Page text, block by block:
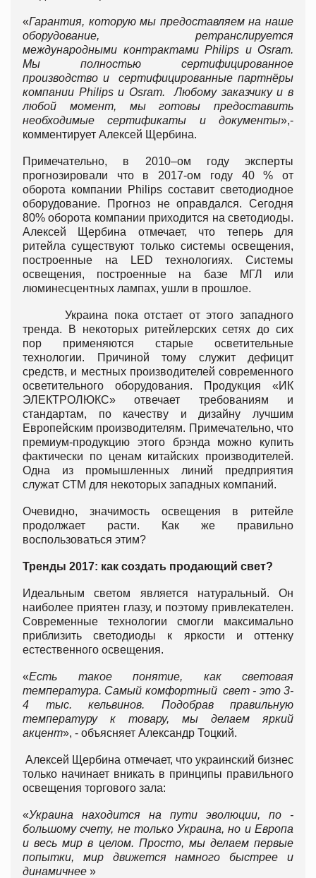
«Гарантия, которую мы предоставляем на наше
оборудование, ретранслируется
международными контрактами Philips и Osram.
Мы полностью сертифицированное
производство и сертифицированные партнёры
компании Philips и Osram. Любому заказчику и в
любой момент, мы готовы предоставить
необходимые сертификаты и документы»,-
комментирует Алексей Щербина.
Примечательно, в 2010–ом году эксперты
прогнозировали что в 2017-ом году 40 % от
оборота компании Philips составит светодиодное
оборудование. Прогноз не оправдался. Сегодня
80% оборота компании приходится на светодиоды.
Алексей Щербина отмечает, что теперь для
ритейла существуют только системы освещения,
построенные на LED технологиях. Системы
освещения, построенные на базе МГЛ или
люминесцентных лампах, ушли в прошлое.
Украина пока отстает от этого западного
тренда. В некоторых ритейлерских сетях до сих
пор применяются старые осветительные
технологии. Причиной тому служит дефицит
средств, и местных производителей современного
осветительного оборудования. Продукция «ИК
ЭЛЕКТРОЛЮКС» отвечает требованиям и
стандартам, по качеству и дизайну лучшим
Европейским производителям. Примечательно, что
премиум-продукцию этого брэнда можно купить
фактически по ценам китайских производителей.
Одна из промышленных линий предприятия
служат СТМ для некоторых западных компаний.
Очевидно, значимость освещения в ритейле
продолжает расти. Как же правильно
воспользоваться этим?
Тренды 2017: как создать продающий свет?
Идеальным светом является натуральный. Он
наиболее приятен глазу, и поэтому привлекателен.
Современные технологии смогли максимально
приблизить светодиоды к яркости и оттенку
естественного освещения.
«Есть такое понятие, как световая
температура. Самый комфортный свет - это 3-
4 тыс. кельвинов. Подобрав правильную
температуру к товару, мы делаем яркий
акцент», - объясняет Александр Тоцкий.
Алексей Щербина отмечает, что украинский бизнес
только начинает вникать в принципы правильного
освещения торгового зала:
«Украина находится на пути эволюции, по -
большому счету, не только Украина, но и Европа
и весь мир в целом. Просто, мы делаем первые
попытки, мир движется намного быстрее и
динамичнее »